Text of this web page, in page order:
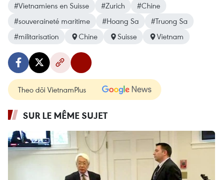
#Vietnamiens en Suisse
#Zurich
#Chine
#souveraineté maritime
#Hoang Sa
#Truong Sa
#militarisation
Chine Suisse Vietnam
Theo dõi VietnamPlus
SUR LE MÊME SUJET